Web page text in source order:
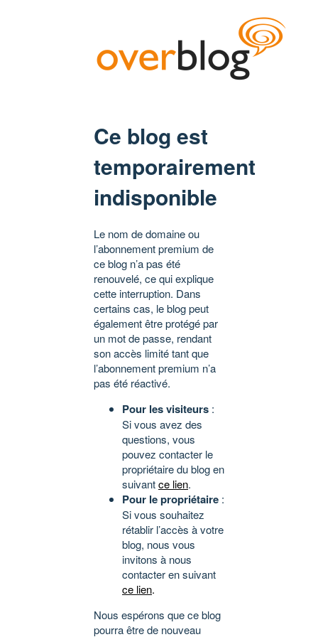
Ce blog est
temporairement
indisponible
Le nom de domaine ou
l’abonnement premium de
ce blog n’a pas été
renouvelé, ce qui explique
cette interruption. Dans
certains cas, le blog peut
également être protégé par
un mot de passe, rendant
son accès limité tant que
l’abonnement premium n’a
pas été réactivé.
Pour les visiteurs :
Si vous avez des
questions, vous
pouvez contacter le
propriétaire du blog en
suivantce lien.
Pour le propriétaire :
Si vous souhaitez
rétablir l’accès à votre
blog, nous vous
invitons à nous
contacter en suivant
ce lien.
Nous espérons que ce blog
pourra être de nouveau